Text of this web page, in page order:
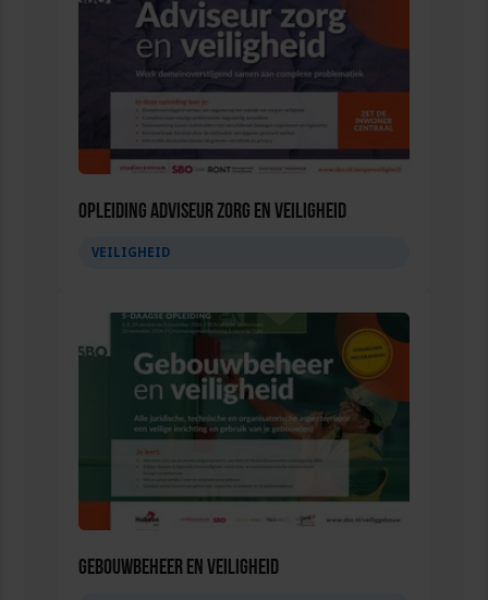
Opleiding Adviseur zorg en veiligheid
VEILIGHEID
Gebouwbeheer en veiligheid